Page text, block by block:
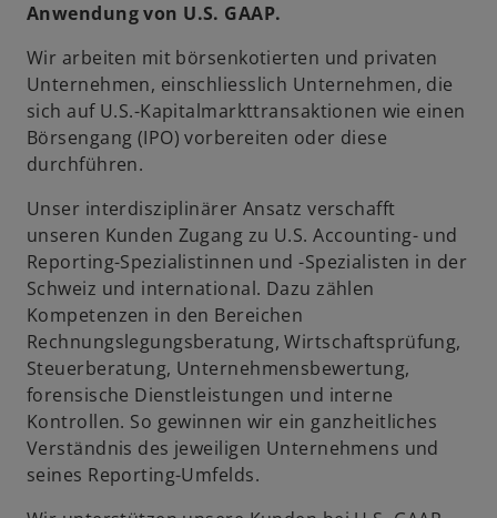
Anwendung von U.S. GAAP.
Wir arbeiten mit börsenkotierten und privaten
Unternehmen, einschliesslich Unternehmen, die
sich auf U.S.-Kapitalmarkttransaktionen wie einen
Börsengang (IPO) vorbereiten oder diese
durchführen.
Unser interdisziplinärer Ansatz verschafft
unseren Kunden Zugang zu U.S. Accounting- und
Reporting-Spezialistinnen und -Spezialisten in der
Schweiz und international. Dazu zählen
Kompetenzen in den Bereichen
Rechnungslegungsberatung, Wirtschaftsprüfung,
Steuerberatung, Unternehmensbewertung,
forensische Dienstleistungen und interne
Kontrollen. So gewinnen wir ein ganzheitliches
Verständnis des jeweiligen Unternehmens und
seines Reporting-Umfelds.